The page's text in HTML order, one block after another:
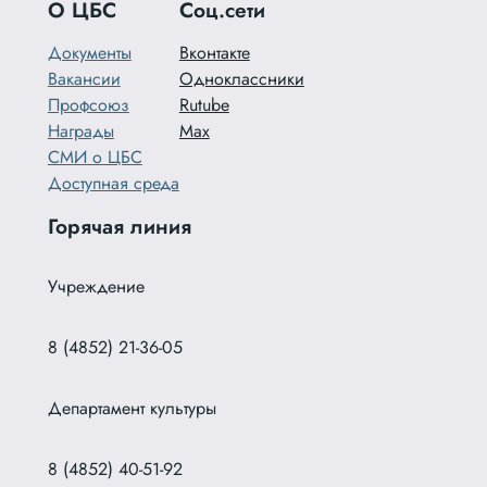
О ЦБС
Документы
Вакансии
Профсоюз
Награды
СМИ о ЦБС
Доступная среда
Соц.сети
Вконтакте
Одноклассники
Rutube
Max
Горячая линия
Учреждение
8 (4852) 21-36-05
Департамент культуры
8 (4852) 40-51-92